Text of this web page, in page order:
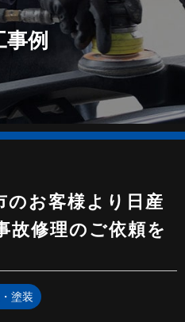
事例
のお客様より日産
故修理のご依頼を
塗装